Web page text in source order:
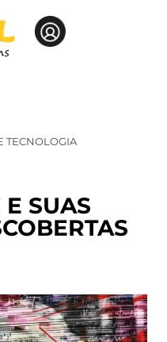
TECNOLOGIA
SUAS